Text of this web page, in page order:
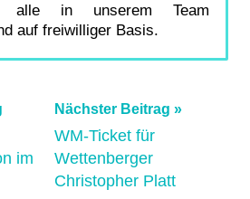
in unserem Team
auf freiwilliger Basis.
im
Nächster Beitrag
WM-Ticket für
Wettenberger
Christopher Platt